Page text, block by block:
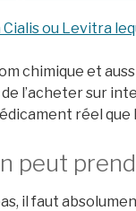
Cialis ou Levitra
chimique et
l’acheter sur
réel
peut
il faut